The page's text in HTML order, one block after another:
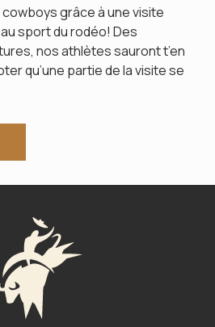
grâce à une visite
sport du rodéo! Des
nos athlètes sauront t’en
qu’une partie de la visite se